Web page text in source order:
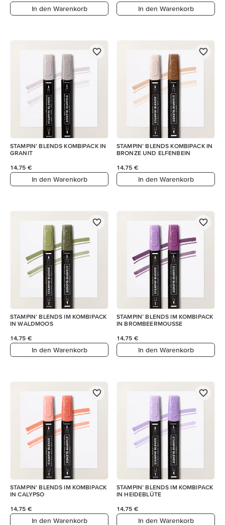
In den Warenkorb In den Warenkorb
STAMPIN’ BLENDS KOMBIPACK IN
GRANIT
14,75 €
In den Warenkorb
STAMPIN’ BLENDS KOMBIPACK IN
BRONZE UND ELFENBEIN
14,75 €
In den Warenkorb
STAMPIN’ BLENDS IM KOMBIPACK
IN WALDMOOS
14,75 €
In den Warenkorb
STAMPIN’ BLENDS IM KOMBIPACK
IN BROMBEERMOUSSE
14,75 €
In den Warenkorb
STAMPIN’ BLENDS IM KOMBIPACK
IN CALYPSO
14,75 €
In den Warenkorb
STAMPIN’ BLENDS IM KOMBIPACK
IN HEIDEBLÜTE
14,75 €
In den Warenkorb